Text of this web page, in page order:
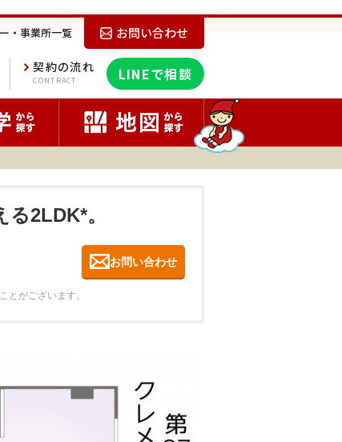
お問い合わせ
・事業所一覧
LINEで相談
契約の流れ
CONTRACT
2LDK*。
お問い合わせ
とがございます。